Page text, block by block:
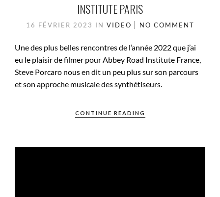
INSTITUTE PARIS
16 FÉVRIER 2023 IN VIDEO NO COMMENT
Une des plus belles rencontres de l’année 2022 que j’ai
eu le plaisir de filmer pour Abbey Road Institute France,
Steve Porcaro nous en dit un peu plus sur son parcours
et son approche musicale des synthétiseurs.
CONTINUE READING